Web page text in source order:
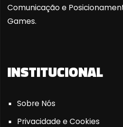
Comunicação e
Games.
INSTITUCIONAL
Sobre Nós
Privacidade e Cookies